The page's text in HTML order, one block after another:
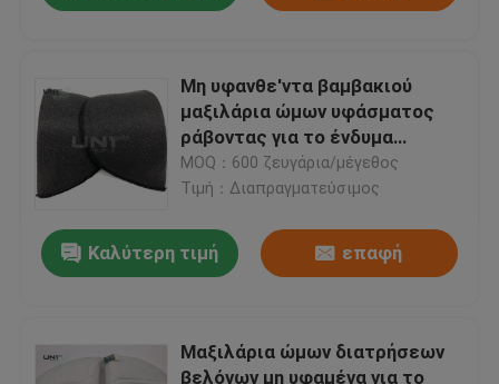
Επικοινωνήστε μαζί μας
Ειδήσεις
Υποθέσεις
Τηκτή σημείωση μεταξύ των γραμμών του κειμένου
Μη υφανθε'ντα βαμβακιού
μαξιλάρια ώμων υφάσματος
ράβοντας για το ένδυμα
κοστουμιών ατόμων
MOQ：600 ζευγάρια/μέγεθος
Τιμή：Διαπραγματεύσιμος
Καλύτερη τιμή επαφή
Μαξιλάρια ώμων διατρήσεων
βελόνων μη υφαμένα για το